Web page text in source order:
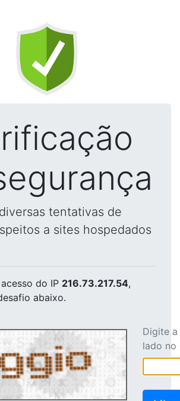
tentativas de
a sites hospedados
do IP 216.73.217.54,
abaixo.
Digite
lado no